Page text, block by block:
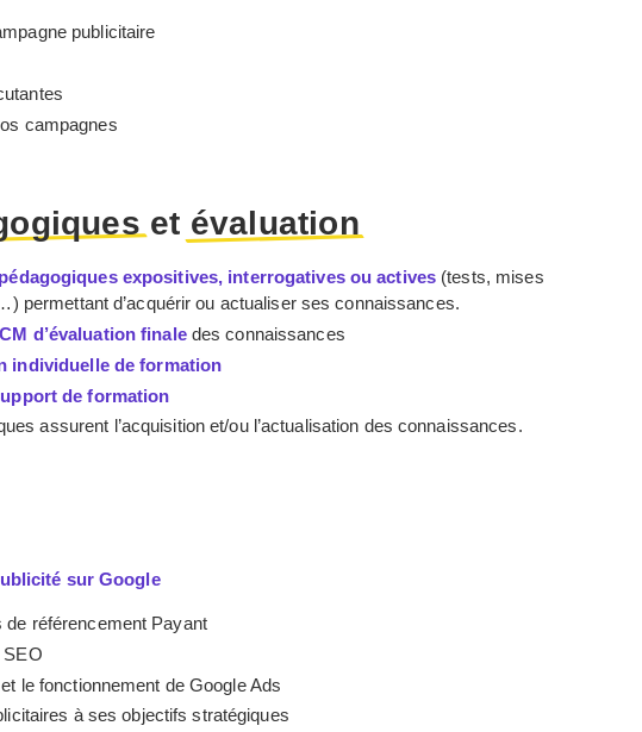
publicitaire
campagnes
et évaluation
expositives, interrogatives ou actives (tests, mises
permettant d’acquérir ou actualiser ses connaissances.
d’évaluation finaledes connaissances
individuelle de formation
de formation
assurent l’acquisition et/ou l’actualisation des connaissances.
sur Google
de référencement Payant
SEO
le fonctionnement de Google Ads
à ses objectifs stratégiques